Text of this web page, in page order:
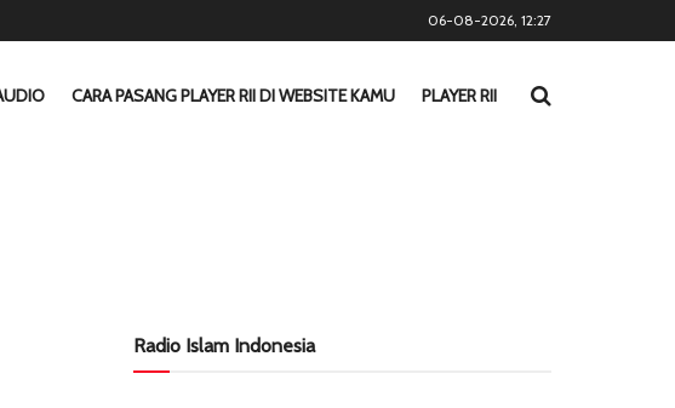
06-08-2026, 12:27
CARA PASANG PLAYER RII DI WEBSITE KAMU PLAYER RII
Radio Islam Indonesia